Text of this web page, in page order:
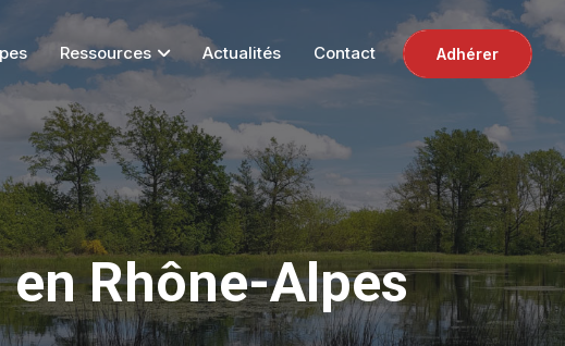
Ressources Actualités Contact Adhérer
Rhône-Alpes